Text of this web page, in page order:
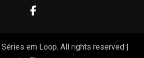
em Loop. All rights reserved |